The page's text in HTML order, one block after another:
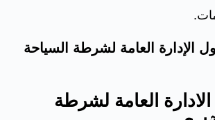
الإدارة العامة لشرطة السياحة
العامة لشرطة